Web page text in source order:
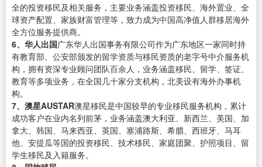
全的投资移民及相关服务，主要业务涵盖投资移民、海外置业、全
球资产配置、家族财富管理等，致力成为中国高净值人群移居海外
全方位服务提供商。
6、华人出国广东华人出国事务有限公司作为广东地区一家同时持
有教育部、公安部颁发的留学资质与移民资质的老字号中介服务机
构，拥有资深专业顾问团队百余人，业务涵盖移民、留学、签证、
教育等多项业务，在全国几十家分支机构，北美设有海外办事机
构。
7、澳星AUSTAR澳星移民是中国较早的专业移民服务机构，累计
成功客户在业内名列前茅，业务涵盖澳大利亚、新西兰、美国、加
拿大、韩国、马来西亚、英国、塞浦路斯、希腊、西班牙、马耳
他、安提瓜等国的投资移民、技术移民、家庭团聚、护照项目、留
学生移民及入籍服务。